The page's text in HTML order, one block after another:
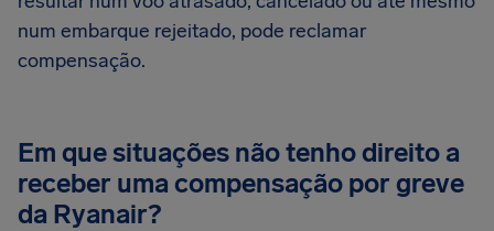
num embarque rejeitado, pode reclamar
compensação.
Em que situações não tenho direito a
receber uma compensação por greve
da Ryanair?